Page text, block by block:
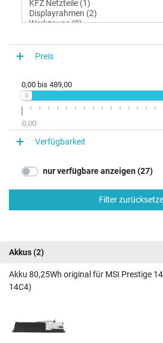
Preis
0,00 bis 489,00
0,00
Verfügbarkeit
nur verfügbare anzeigen (27)
Filter
Akkus(2)
Akku 80,25Wh original für MSI Prestige
14C4)